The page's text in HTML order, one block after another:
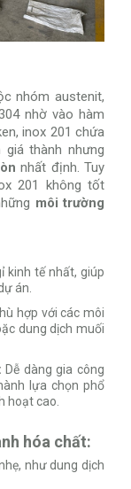
nhóm austenit,
nhờ vào hàm
inox 201 chứa
thành nhưng
nhất định. Tuy
201 không tốt
môi trường
kinh tế nhất, giúp
án.
hợp với các môi
dung dịch muối
Dễ dàng gia công
lựa chọn phổ
hoạt cao.
hóa chất:
như dung dịch